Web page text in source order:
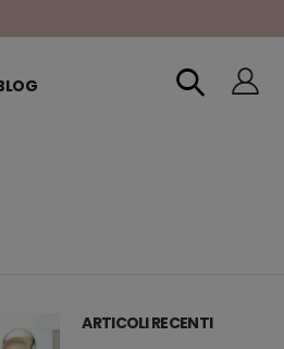
ARTICOLI RECENTI